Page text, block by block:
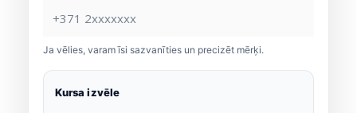
Ja vēlies, varam īsi sazvanīties un precizēt mērķi.
Kursa izvēle